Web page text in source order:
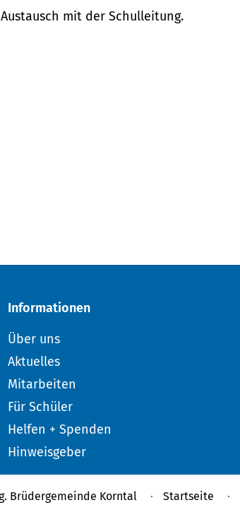
mit der Schulleitung.
Informationen
Über uns
Aktuelles
Mitarbeiten
Für Schüler
Helfen + Spenden
Hinweisgeber
Brüdergemeinde Korntal Startseite